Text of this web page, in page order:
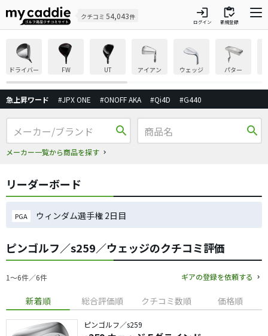
クチコミ 54,043件 login
ログイン
inventory
新規登録
ドライバー FW UT アイアン ウェッジ パター
急上昇ワード #JPX ONE #ONOFF AKA #Qi4D #G440
search
メーカー一覧から商品を探す
search
リーダーボード
PGA ウィンダム選手権 2日目
ピンゴルフ／s259／ウェッジのクチコミ評価
1〜6件／6件 ギアの登録を依頼する
新着順 総合評価順 クチコミ数順 価格順
ピンゴルフ／s259